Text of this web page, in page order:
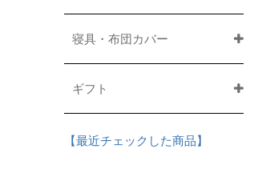
寝具・布団カバー
ギフト
【最近チェックした商品】